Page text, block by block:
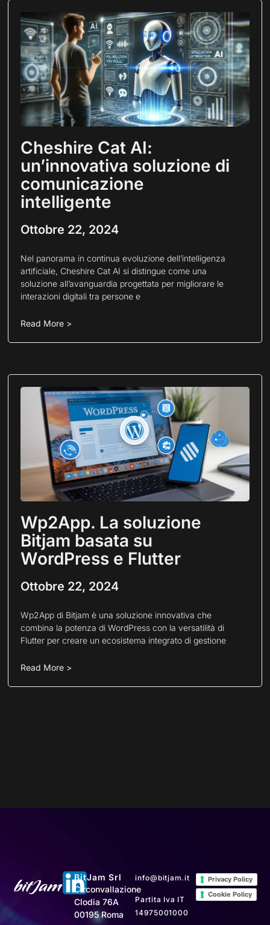
Cheshire Cat AI:
un’innovativa soluzione di
comunicazione
intelligente
Ottobre 22, 2024
Nel panorama in continua evoluzione dell’intelligenza
artificiale, Cheshire Cat AI si distingue come una
soluzione all’avanguardia progettata per migliorare le
interazioni digitali tra persone e
Read More >
Wp2App. La soluzione
Bitjam basata su
WordPress e Flutter
Ottobre 22, 2024
Wp2App di Bitjam è una soluzione innovativa che
combina la potenza di WordPress con la versatilità di
Flutter per creare un ecosistema integrato di gestione
Read More >
BitJam Srl
Circonvallazione
Clodia 76A
00195 Roma
info@bitjam.it
Partita Iva IT
14975001000
Privacy Policy
Cookie Policy